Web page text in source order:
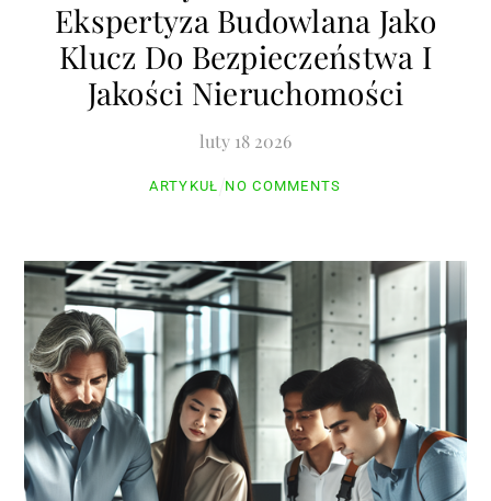
Ekspertyza Budowlana Jako
Klucz Do Bezpieczeństwa I
Jakości Nieruchomości
luty 18 2026
ARTYKUŁ NO COMMENTS